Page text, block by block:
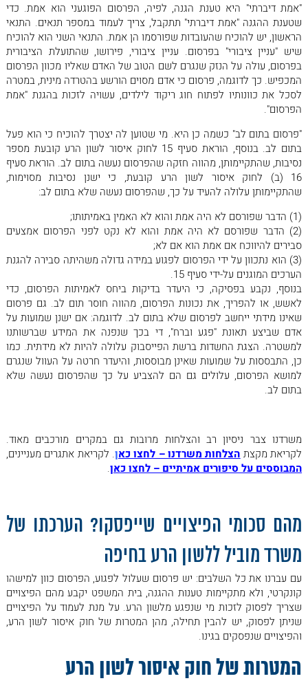
"אמת דיברתי" היא טענת הגנה, לפיה, הפרסום הפוגעני הוא אמת. כדי
שטענת ההגנה "אמת דיברתי" תתקבל, צריך לעמוד במספר תנאים. התנאי
הראשון, יש להוכיח שהעובדות שפורסמו הן אמת. התנאי השני הוא להוכיח
שיש "עניין ציבורי" בפרסום. עניין ציבורי, פירושו, שהתועלת הציבורית
בפרסום, עולה על הנזק שנגרם לשם הטוב של האדם שאליו מכוון הפרסום
המכפיש. כך לדוגמה, פרסום כי אדם מסוים הורשע בהטרדה מינית, במטרה
לסכל את כוונותיו לפתוח חוג ריקוד לילדים, עשויה לזכות בהגנת "אמת
הפרסום".
"פרסום בתום לב" כשמה כן היא. מי שטוען לה יצטרך להוכיח כי הוא פעל
בתום לב. בנוסף, הוראת סעיף 15 לחוק איסור לשון הרע קובעת מספר
נסיבות, שהתקיימותן, מהווה חזקה שהפרסום נעשה בתום לב. הוראת סעיף
16 (ב) לחוק איסור לשון הרע קובעת, כי ישנן נסיבות מסוימות,
שהתקיימותן עלולה להעיד על כך, שהפרסום נעשה שלא בתום לב:
(1) הדבר שפורסם לא היה אמת והוא לא האמין באמיתותו;
(2) הדבר שפורסם לא היה אמת והוא לא נקט לפני הפרסום אמצעים
סבירים להיווכח אם אמת הוא אם לא;
(3) הוא נתכוון על ידי הפרסום לפגוע במידה גדולה משהיתה סבירה להגנת
הערכים המוגנים על-ידי סעיף 15.
בנוסף, נקבע בפסיקה, כי היעדר בדיקות ביחס לאמיתות הפרסום, כדי
לאשש, או להפריך, את נכונות הפרסום, מהווה חוסר תום לב. גם פרסום
שאינו מידתי ייחשב לפרסום שלא בתום לב. לדוגמה: אם ישנן שמועות על
אדם שביצע תאונת "פגע וברח", די בכך שנפנה את המידע שברשותנו
למשטרה. הצגת החשדות ברשת הפייסבוק עלולה להיות לא מידתית. כמו
כן, התבססות על שמועות שאינן מבוססות, והיעדר חרטה על העוול שנגרם
למושא הפרסום, עלולים גם הם להצביע על כך שהפרסום נעשה שלא
בתום לב.
משרדנו צבר ניסיון רב והצלחות מרובות גם במקרים מורכבים מאוד.
לקריאת מקצת הצלחות משרדנו – לחצו כאן. לקריאת אתגרים מעניינים,
המבוססים על סיפורים אמיתיים – לחצו כאן.
מהם סכומי הפיצויים שייפסקו? הערכתו של
משרד מוביל ללשון הרע בחיפה
עם עברנו את כל השלבים: יש פרסום שעלול לפגוע, הפרסום כוון למישהו
קונקרטי, ולא מתקיימות טענות ההגנה, בית המשפט יקבע מהם הפיצויים
שצריך לפסוק לזכות מי שנפגע מלשון הרע. על מנת לעמוד על הפיצויים
שניתן לפסוק, יש להבין תחילה, מהן המטרות של חוק איסור לשון הרע,
והפיצויים שנפסקים בגינו.
המטרות של חוק איסור לשון הרע
• חיילי צה"ל שנפגעו במהלך חופשה